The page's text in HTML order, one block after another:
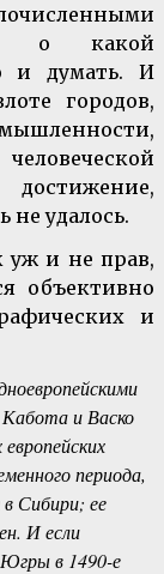
о какой
и думать. И
городов,
не удалось.
уж и не прав,
объективно
и
Кабота и Васко
периода,
в Сибири; ее
И если
Югры в 1490-е